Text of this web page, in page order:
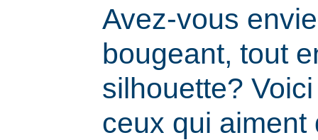
Avez-vous
bougeant, tout
silhouette?
ceux qui